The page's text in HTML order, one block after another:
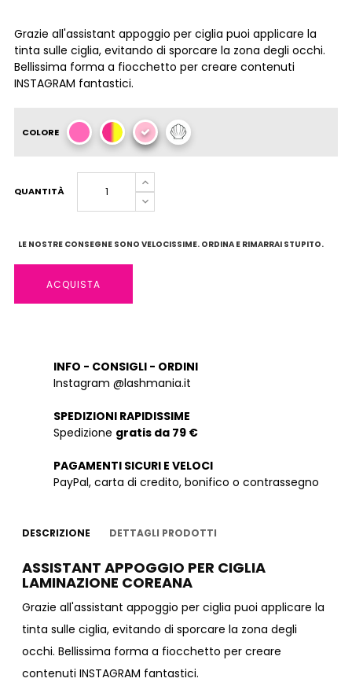
Grazie all'assistant appoggio per ciglia puoi applicare la
tinta sulle ciglia, evitando di sporcare la zona degli occhi.
Bellissima forma a fiocchetto per creare contenuti
INSTAGRAM fantastici.
COLORE
QUANTITÀ
LE NOSTRE CONSEGNE SONO VELOCISSIME. ORDINA E RIMARRAI STUPITO.
ACQUISTA
INFO - CONSIGLI - ORDINI
Instagram @lashmania.it
SPEDIZIONI RAPIDISSIME
Spedizione gratis da 79 €
PAGAMENTI SICURI E VELOCI
PayPal, carta di credito, bonifico o contrassegno
DESCRIZIONE DETTAGLI PRODOTTI
ASSISTANT APPOGGIO PER CIGLIA
LAMINAZIONE COREANA
Grazie all'assistant appoggio per ciglia puoi applicare la
tinta sulle ciglia, evitando di sporcare la zona degli
occhi. Bellissima forma a fiocchetto per creare
contenuti INSTAGRAM fantastici.